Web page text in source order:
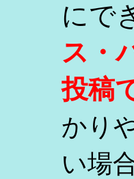
にで
ス・
投稿
かり
い場